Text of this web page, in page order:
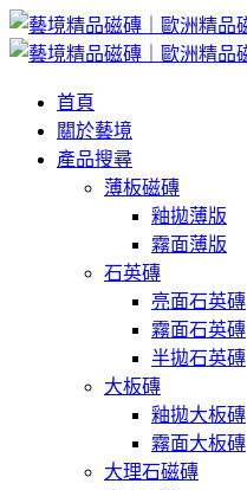
首頁
關於藝境
產品搜尋
薄板磁磚
釉拋薄版
霧面薄版
石英磚
亮面石英磚
霧面石英磚
半拋石英磚
大板磚
釉拋大板磚
霧面大板磚
大理石磁磚